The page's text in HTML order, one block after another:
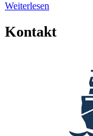
Weiterlesen
Kontakt